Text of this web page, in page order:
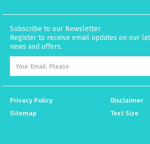
Subscribe to our Newsletter.
Register to receive email updates on our
news and offers.
Privacy Policy
Disclaimer
Sitemap
Text Size